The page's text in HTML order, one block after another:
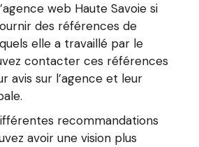
web Haute Savoie si
des références de
elle a travaillé par le
contacter ces références
avis sur l’agence et leur
recommandations
avoir une vision plus